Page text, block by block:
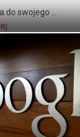
do swojego ...